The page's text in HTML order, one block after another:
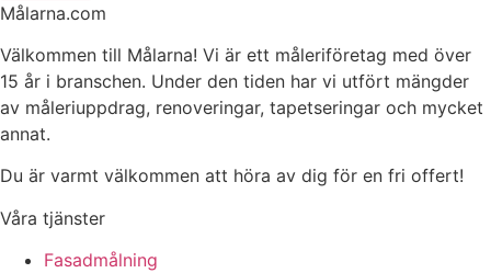
Målarna.com
Välkommen till Målarna! Vi är ett måleriföretag med över
15 år i branschen. Under den tiden har vi utfört mängder
av måleriuppdrag, renoveringar, tapetseringar och mycket
annat.
Du är varmt välkommen att höra av dig för en fri offert!
Våra tjänster
Fasadmålning